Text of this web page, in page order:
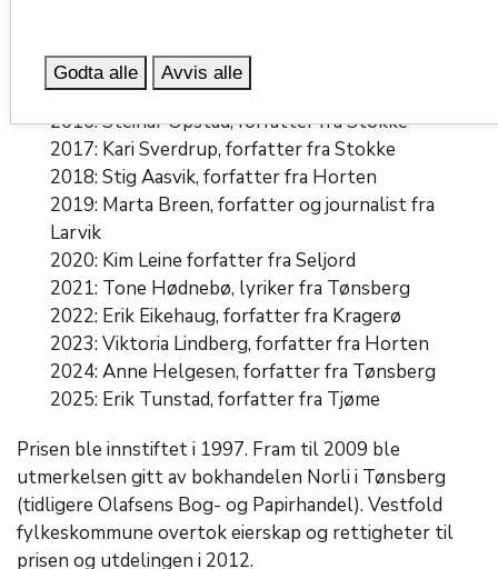
2015: Tone Gleditsch Stabell, forfatter bosatt i
Horten
2016: Steinar Opstad, forfatter fra Stokke
2017: Kari Sverdrup, forfatter fra Stokke
2018: Stig Aasvik, forfatter fra Horten
2019: Marta Breen, forfatter og journalist fra
Larvik
2020: Kim Leine forfatter fra Seljord
2021: Tone Hødnebø, lyriker fra Tønsberg
2022: Erik Eikehaug, forfatter fra Kragerø
2023: Viktoria Lindberg, forfatter fra Horten
2024: Anne Helgesen, forfatter fra Tønsberg
2025: Erik Tunstad, forfatter fra Tjøme
Prisen ble innstiftet i 1997. Fram til 2009 ble
utmerkelsen gitt av bokhandelen Norli i Tønsberg
(tidligere Olafsens Bog- og Papirhandel). Vestfold
fylkeskommune overtok eierskap og rettigheter til
prisen og utdelingen i 2012.
Godta alle Avvis alle